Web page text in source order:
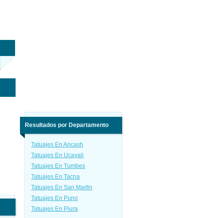
Resultados por Departamento
Tatuajes En Ancash
Tatuajes En Ucayali
Tatuajes En Tumbes
Tatuajes En Tacna
Tatuajes En San Martin
Tatuajes En Puno
Tatuajes En Piura